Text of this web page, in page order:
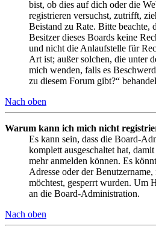
bist, ob dies auf dich oder die
registrieren versuchst, zutrifft,
Beistand zu Rate. Bitte beachte,
Besitzer dieses Boards keine
und nicht die Anlaufstelle für
Art ist; außer solchen, die unter
mich wenden, falls es
zu diesem Forum gibt?“
Nach oben
Warum kann ich mich nicht
Es kann sein, dass die Board-
komplett ausgeschaltet hat,
mehr anmelden können. Es
Adresse oder der
möchtest, gesperrt wurden. Um
an die Board-Administration.
Nach oben